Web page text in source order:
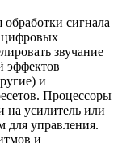
сигнала
цифровых
звучание
эффектов
и
Процессоры
на усилитель или
для управления.
и